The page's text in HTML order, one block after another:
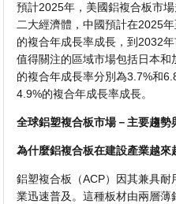
預計2025年，美國鋁複合板市
二大經濟體，中國預計在2025
的複合年成長率成長，到2032
值得關注的區域市場包括日本
的複合年成長率分別為3.7%和
4.9%的複合年成長率成長。
全球鋁塑複合板市場－主要趨勢
為什麼鋁複合板在建設產業越來
鋁塑複合板（ACP）因其兼具
業迅速普及。這種板材由兩層